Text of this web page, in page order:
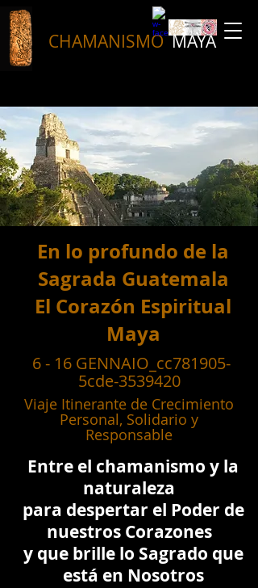
CHAMANISMOMAYA
En lo profundo de la
Sagrada Guatemala
El Corazón Espiritual
Maya
6 - 16 GENNAIO_cc781905-
5cde-3539420
Viaje Itinerante de Crecimiento
Personal, Solidario y
Responsable
Entre el chamanismo y la
naturaleza
para despertar el Poder de
nuestros Corazones
y que brille lo Sagrado que
está en Nosotros